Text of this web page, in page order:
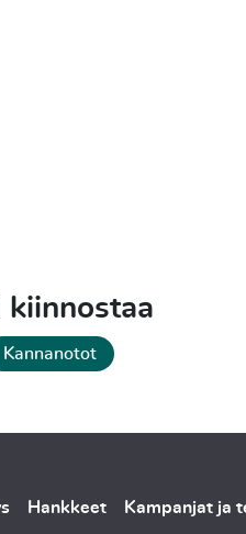
kiinnostaa
Kannanotot
Hankkeet Kampanjat ja